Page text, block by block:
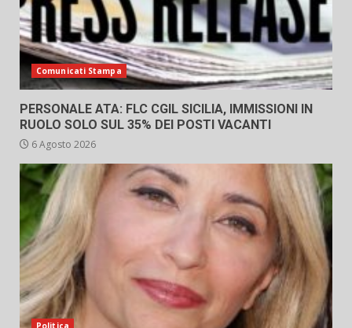
Comunicati Stampa
PERSONALE ATA: FLC CGIL SICILIA, IMMISSIONI IN
RUOLO SOLO SUL 35% DEI POSTI VACANTI
6 Agosto 2026